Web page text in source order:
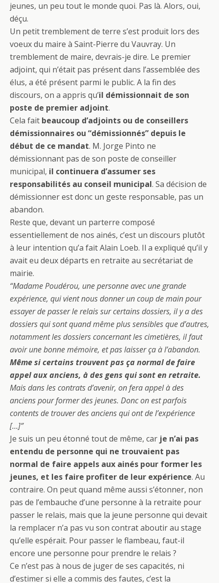
jeunes, un peu tout le monde quoi. Pas là. Alors, oui,
déçu.
Un petit tremblement de terre s’est produit lors des
voeux du maire à Saint-Pierre du Vauvray. Un
tremblement de maire, devrais-je dire. Le premier
adjoint, qui n’était pas présent dans l’assemblée des
élus, a été présent parmi le public. A la fin des
discours, on a appris qu’il démissionnait de son
poste de premier adjoint.
Cela fait beaucoup d’adjoints ou de conseillers
démissionnaires ou “démissionnés” depuis le
début de ce mandat. M. Jorge Pinto ne
démissionnant pas de son poste de conseiller
municipal, il continuera d’assumer ses
responsabilités au conseil municipal. Sa décision de
démissionner est donc un geste responsable, pas un
abandon.
Reste que, devant un parterre composé
essentiellement de nos ainés, c’est un discours plutôt
à leur intention qu’a fait Alain Loeb. Il a expliqué qu’il y
avait eu deux départs en retraite au secrétariat de
mairie.
“Madame Poudérou, une personne avec une grande
expérience, qui vient nous donner un coup de main pour
essayer de passer le relais sur certains dossiers, il y a des
dossiers qui sont quand même plus sensibles que d’autres,
notamment les dossiers concernant les cimetières, il faut
avoir une bonne mémoire, et pas laisser ça à l’abandon.
Même si certains trouvent pas ça normal de faire
appel aux anciens, à des gens qui sont en retraite.
Mais dans les contrats d’avenir, on fera appel à des
anciens pour former des jeunes. Donc on est parfois
contents de trouver des anciens qui ont de l’expérience
[…]”
Je suis un peu étonné tout de même, car je n’ai pas
entendu de personne qui ne trouvaient pas
normal de faire appels aux ainés pour former les
jeunes, et les faire profiter de leur expérience. Au
contraire. On peut quand même aussi s’étonner, non
pas de l’embauche d’une personne à la retraite pour
passer le relais, mais que la jeune personne qui devait
la remplacer n’a pas vu son contrat aboutir au stage
qu’elle espérait. Pour passer le flambeau, faut-il
encore une personne pour prendre le relais ?
Ce n’est pas à nous de juger de ses capacités, ni
d’estimer si elle a commis des fautes, c’est la